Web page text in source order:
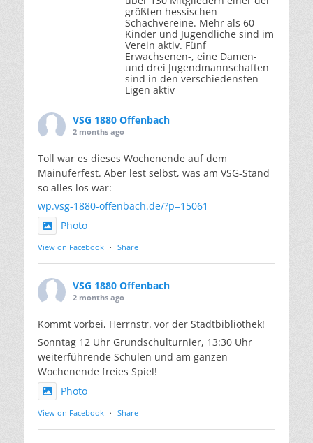
größten hessischen
Schachvereine. Mehr als 60
Kinder und Jugendliche sind im
Verein aktiv. Fünf
Erwachsenen-, eine Damen-
und drei Jugendmannschaften
sind in den verschiedensten
Ligen aktiv
VSG 1880 Offenbach
2 months ago
Toll war es dieses Wochenende auf dem
Mainuferfest. Aber lest selbst, was am VSG-Stand
so alles los war:
wp.vsg-1880-offenbach.de/?p=15061
Photo
View on Facebook · Share
VSG 1880 Offenbach
2 months ago
Kommt vorbei, Herrnstr. vor der Stadtbibliothek!
Sonntag 12 Uhr Grundschulturnier, 13:30 Uhr
weiterführende Schulen und am ganzen
Wochenende freies Spiel!
Photo
View on Facebook · Share